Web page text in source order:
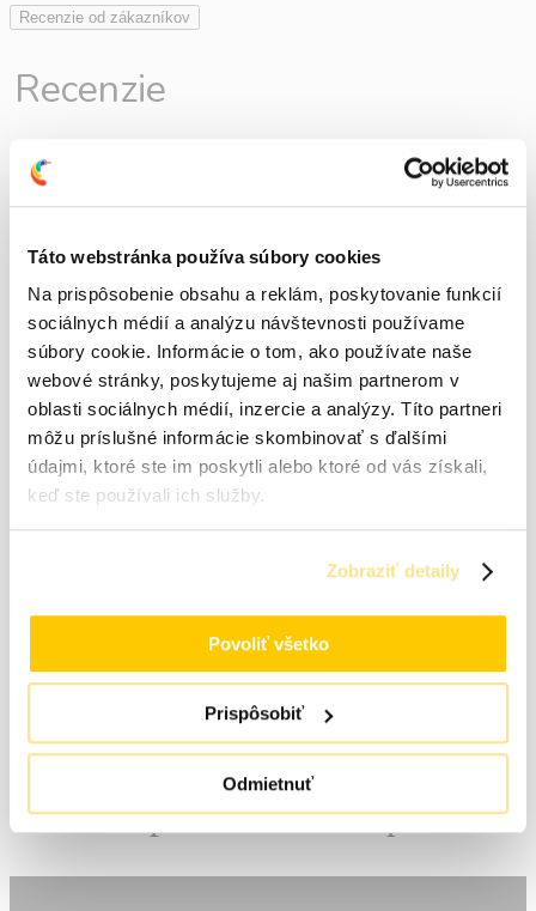
Táto webstránka používa súbory cookies
Na prispôsobenie obsahu a reklám, poskytovanie funkcií
sociálnych médií a analýzu návštevnosti používame
súbory cookie. Informácie o tom, ako používate naše
webové stránky, poskytujeme aj našim partnerom v
oblasti sociálnych médií, inzercie a analýzy. Títo partneri
môžu príslušné informácie skombinovať s ďalšími
údajmi, ktoré ste im poskytli alebo ktoré od vás získali,
keď ste používali ich služby.
Zobraziť detaily
Povoliť všetko
Prispôsobiť
Odmietnuť
Recenzie od zákazníkov
Recenzie
Pridajte prvú recenziu pre “MONTON Montažná pištolová pena”
označené*
Vaše hodnotenie*
Vaša recenzia
Meno*
prehliadači pre moje budúce komentáre.
Odporúčame dokúpiť